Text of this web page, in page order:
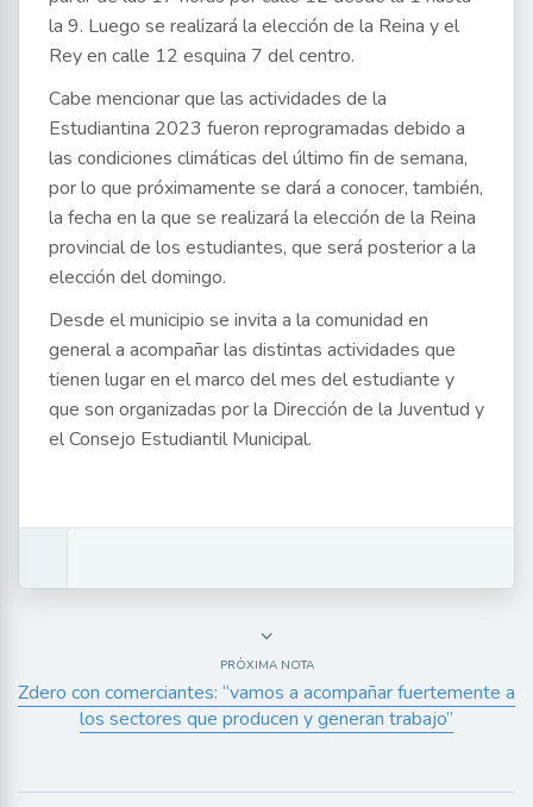
la 9. Luego se realizará la elección de la Reina y el
Rey en calle 12 esquina 7 del centro.
Cabe mencionar que las actividades de la
Estudiantina 2023 fueron reprogramadas debido a
las condiciones climáticas del último fin de semana,
por lo que próximamente se dará a conocer, también,
la fecha en la que se realizará la elección de la Reina
provincial de los estudiantes, que será posterior a la
elección del domingo.
Desde el municipio se invita a la comunidad en
general a acompañar las distintas actividades que
tienen lugar en el marco del mes del estudiante y
que son organizadas por la Dirección de la Juventud y
el Consejo Estudiantil Municipal.
PRÓXIMA NOTA
Zdero con comerciantes: “vamos a acompañar fuertemente a
los sectores que producen y generan trabajo”